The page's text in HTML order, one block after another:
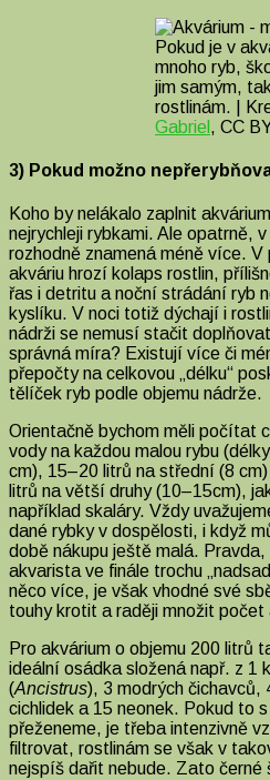
Pokud je v
mnoho ryb,
jim samým,
rostlinám. |
Gabriel , CC
3) Pokud možno
Koho by nelákalo zaplnit
nejrychleji rybkami. Ale opatrně,
rozhodně znamená méně více. V
akváriu hrozí kolaps rostlin,
řas i detritu a noční strádání ryb
kyslíku. V noci totiž dýchají i
nádrži se nemusí stačit
správná míra? Existují více či
přepočty na celkovou „délku“
tělíček ryb podle objemu nádrže.
Orientačně bychom měli počítat
vody na každou malou rybu
cm), 15–20 litrů na střední (8
litrů na větší druhy (10–15cm),
například skaláry. Vždy
dané rybky v dospělosti, i když
době nákupu ještě malá.
akvarista ve finále trochu
něco více, je však vhodné své
touhy krotit a raději množit počet
Pro akvárium o objemu 200 litrů
ideální osádka složená např. z 1
(Ancistrus), 3 modrých čichavců,
cichlidek a 15 neonek. Pokud to
přeženeme, je třeba intenzivně
filtrovat, rostlinám se však v
nejspíš dařit nebude. Zato černé